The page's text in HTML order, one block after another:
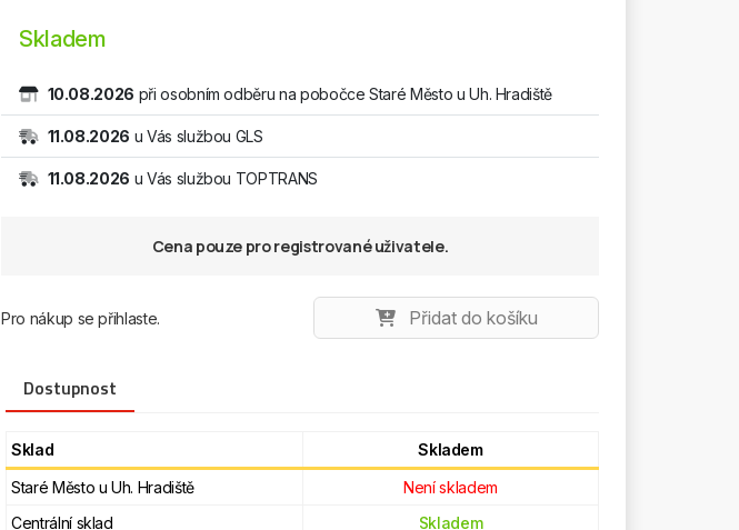
Skladem
10.08.2026 při osobním odběru na pobočce Staré Město u Uh. Hradiště
11.08.2026 u Vás službou GLS
11.08.2026 u Vás službou TOPTRANS
Cena pouze pro registrované uživatele.
Pro nákup se přihlaste. Přidat do košíku
Dostupnost
Sklad
Skladem
Staré Město u Uh. Hradiště
Není skladem
Centrální sklad
Skladem